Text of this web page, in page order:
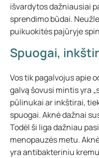
išvardytos dažniausiai
sprendimo būdai.
puikuokitės pajūryje
Spuogai,
Vos tik pagalvojus apie
galvą šovusi mintis yra
pūlinukai ar inkštirai,
spuogai. Aknė dažnai
Todėl ši liga dažniau
menopauzės metu.
yra antibakteriniu